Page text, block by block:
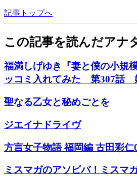
記事トップへ
この記事を読んだアナ
福満しげゆき『妻と僕の小規
ッコミ入れてみた 第307話
聖なる乙女と秘めごとを
ジエイナドライヴ
方言女子物語 福岡編 古田彩仁
ミスマガのアソビバ！ミスマ